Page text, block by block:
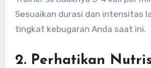
Sesuaikan durasi dan intensitas
tingkat kebugaran Anda saat ini.
2. Perhatikan